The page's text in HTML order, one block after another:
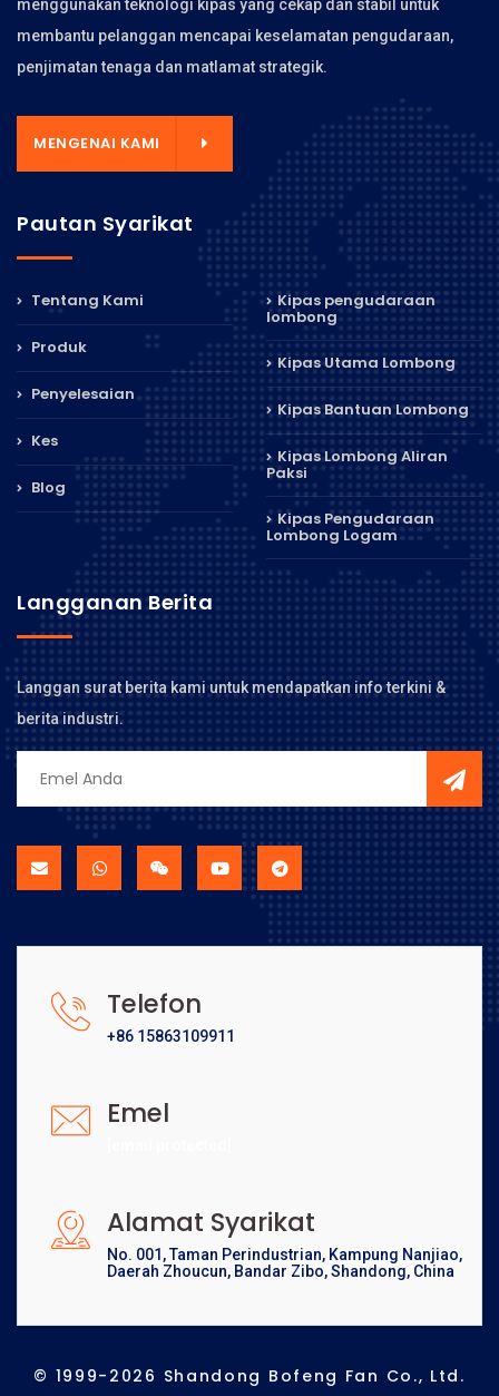
menggunakan teknologi kipas yang cekap dan stabil untuk
membantu pelanggan mencapai keselamatan pengudaraan,
penjimatan tenaga dan matlamat strategik.
MENGENAI KAMI
Pautan Syarikat
Tentang Kami
Produk
Penyelesaian
Kes
Blog
Kipas pengudaraan
lombong
Kipas Utama Lombong
Kipas Bantuan Lombong
Kipas Lombong Aliran
Paksi
Kipas Pengudaraan
Lombong Logam
Langganan Berita
Langgan surat berita kami untuk mendapatkan info terkini &
berita industri.
Telefon
+86 15863109911
Emel
Alamat Syarikat
No. 001, Taman Perindustrian, Kampung Nanjiao,
Daerah Zhoucun, Bandar Zibo, Shandong, China
© 1999-2026 Shandong Bofeng Fan Co., Ltd.